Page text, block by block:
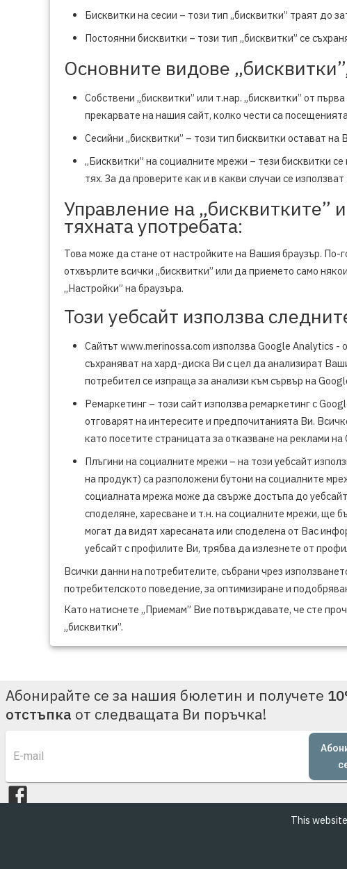
This
Бисквитки на сесии – този тип „бисквитки” траят до
Постоянни бисквитки – този тип „бисквитки” се
Основните видове
Собствени „бисквитки” или т.нар. „бисквитки” от
прекарвате на нашия сайт, колко чести са
Сесийни „бисквитки” – този тип бисквитки остават
„Бисквитки” на социалните мрежи – тези бисквитки
тях. За да проверите как и в какви случаи се
Управление на „бисквитките”
тяхната употребата:
Това може да стане от настройките на Вашия браузър. По-
отхвърлите всички „бисквитки” или да приемето само
„Настройки” на браузъра.
Този уебсайт използва
Сайтът www.merinossa.com използва Google Analytics -
съхраняват на хард-диска Ви с цел да анализират
потребител се изпраща за анализи към сървър на
Ремаркетинг – този сайт използва ремаркетинг с
отговарят на интересите и предпочитанията Ви.
като посетите страницата за отказване на реклами на
Плъгини на социалните мрежи – на този уебсайт
на продукт) са разположени бутони на социалните
социалната мрежа може да свърже достъпа до
споделяне, харесване и т.н. на социалните мрежи, ще
могат да видят харесаната или споделена от Вас
уебсайт с профилите Ви, трябва да излезнете от
Всички данни на потребителите, събрани чрез
потребителското поведение, за оптимизиране и
Като натиснете „Приемам” Вие потвърждавате, че сте
„бисквитки”.
Абонирайте се за нашия бюлетин и получете
отстъпка от следващата Ви поръчка!